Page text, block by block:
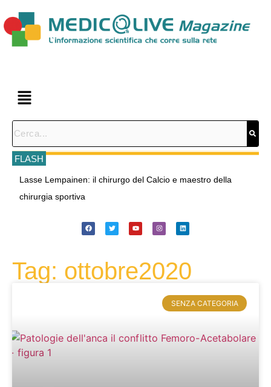
FLASH
Prevenzione delle lesioni muscolari: è possibile oggi in una
squadra Top Level? Video con il prof. Pintus
Tag: ottobre2020
SENZA CATEGORIA